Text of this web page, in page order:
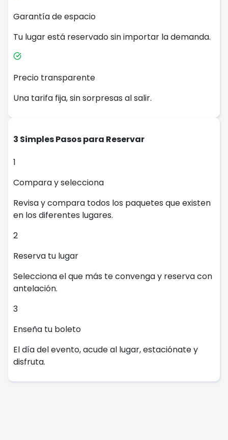
Garantía de espacio
Tu lugar está reservado sin importar la demanda.
Precio transparente
Una tarifa fija, sin sorpresas al salir.
3 Simples Pasos para Reservar
1
Compara y selecciona
Revisa y compara todos los paquetes que existen
en los diferentes lugares.
2
Reserva tu lugar
Selecciona el que más te convenga y reserva con
antelación.
3
Enseña tu boleto
El día del evento, acude al lugar, estaciónate y
disfruta.